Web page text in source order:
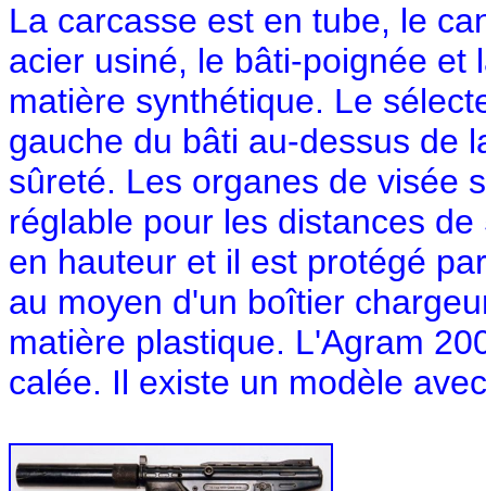
La carcasse est en tube, le
acier usiné, le bâti-poignée et
matière synthétique. Le
gauche du bâti au-dessus de
sûreté. Les organes de visée
réglable pour les distances
en hauteur et il est protégé
au moyen d'un boîtier
matière plastique. L'Agram
calée. Il existe un modèle